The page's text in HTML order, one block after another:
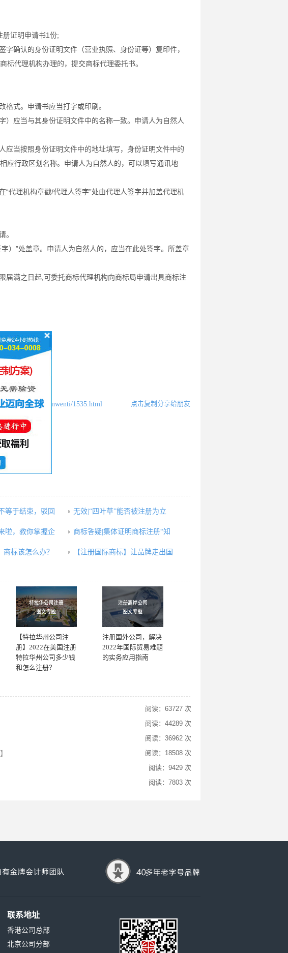
册证明申请书1份;
确认的身份证明文件（营业执照、身份证等）复印件，
标代理机构办理的，提交商标代理委托书。
格式。申请书应当打字或印刷。
）应当与其身份证明文件中的名称一致。申请人为自然人
应当按照身份证明文件中的地址填写，身份证明文件中的
应行政区划名称。申请人为自然人的，可以填写通讯地
代理机构章戳/代理人签字”处由代理人签字并加盖代理机
。
）”处盖章。申请人为自然人的，应当在此处签字。所盖章
届满之日起,可委托商标代理机构向商标局申请出具商标注
1535.html 点击复制分享给朋友
等于结束，驳回 无效|“四叶草”能否被注册为立
啦，教你掌握企 商标答疑|集体证明商标注册“知
标该怎么办？ 【注册国际商标】让品牌走出国
【特拉华州公司注
册】2022在美国注册
特拉华州公司多少钱
和怎么注册？
注册国外公司，解决
2022年国际贸易难题
的实务应用指南
阅读：63727 次
阅读：44289 次
阅读：36962 次
阅读：18508 次
阅读：9429 次
阅读：7803 次
联系地址
香港公司总部
北京公司分部